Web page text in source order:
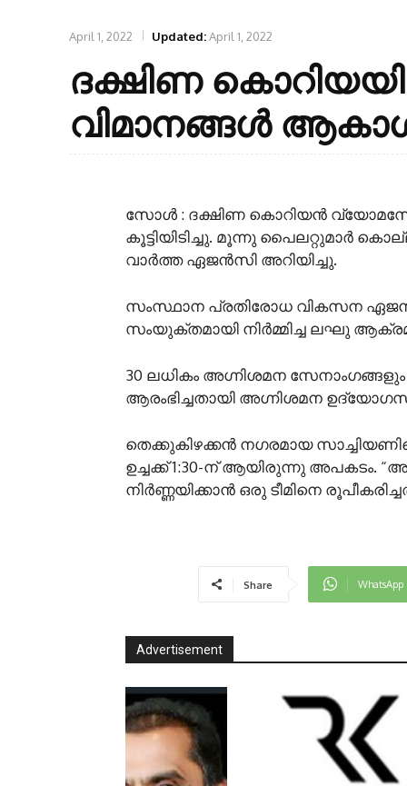
April 1, 2022 Updated:April 1, 2022
ദക്ഷിണ
വിമാനങ്ങൾ
സോൾ : ദക്ഷിണ കൊറിയൻ
കൂട്ടിയിടിച്ചു. മൂന്നു പൈലറ്റുമാർ
വാർത്ത ഏജൻസി അറിയിച്ചു.
സംസ്ഥാന പ്രതിരോധ വികസന
സംയുക്തമായി നിർമ്മിച്ച ലഘു
30 ലധികം അഗ്നിശമന
ആരംഭിച്ചതായി അഗ്നിശമന
തെക്കുകിഴക്കൻ നഗരമായ
ഉച്ചക്ക് 1:30-ന് ആയിരുന്നു അപകടം.
നിർണ്ണയിക്കാൻ ഒരു ടീമിനെ
Share WhatsApp
Advertisement